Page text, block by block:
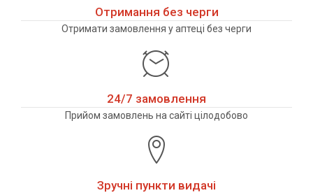
Отримання без черги
Отримати замовлення у аптеці без черги
24/7 замовлення
Прийом замовлень на сайті цілодобово
Зручні пункти видачі